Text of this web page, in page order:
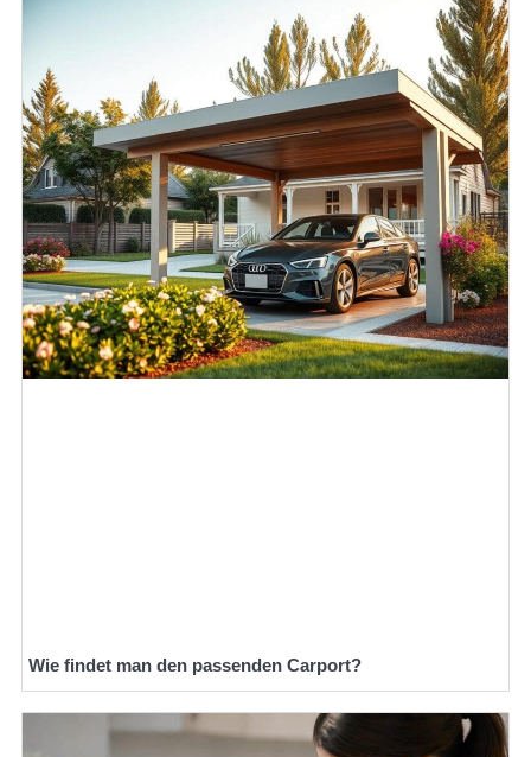
Wie findet man den passenden Carport?